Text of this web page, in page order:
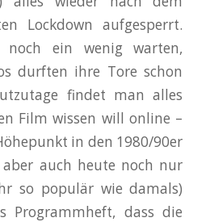
Lockdown aufgesperrt.
noch ein wenig warten,
durften ihre Tore schon
findet man alles
Film wissen will online –
in den 1980/90er
aber auch heute noch nur
so populär wie damals)
Programmheft, dass die